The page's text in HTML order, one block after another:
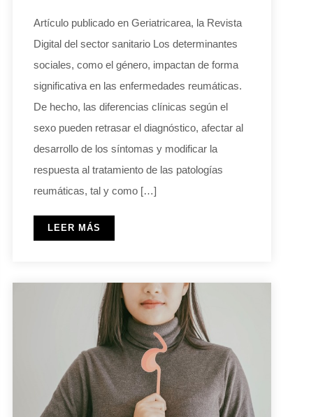
Artículo publicado en Geriatricarea, la Revista
Digital del sector sanitario Los determinantes
sociales, como el género, impactan de forma
significativa en las enfermedades reumáticas.
De hecho, las diferencias clínicas según el
sexo pueden retrasar el diagnóstico, afectar al
desarrollo de los síntomas y modificar la
respuesta al tratamiento de las patologías
reumáticas, tal y como […]
LEER MÁS